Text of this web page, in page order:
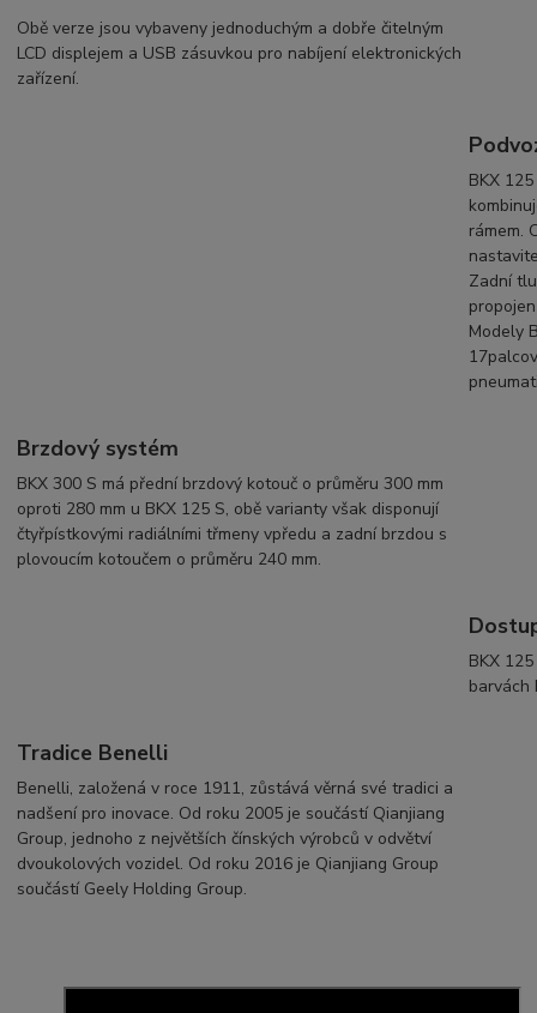
Obě verze jsou vybaveny jednoduchým a dobře čitelným
LCD displejem a USB zásuvkou pro nabíjení elektronických
zařízení.
BKX
rámem.
Zadní
Modely
Brzdový systém
BKX 300 S má přední brzdový kotouč o průměru 300 mm
oproti 280 mm u BKX 125 S, obě varianty však disponují
čtyřpístkovými radiálními třmeny vpředu a zadní brzdou s
plovoucím kotoučem o průměru 240 mm.
BKX
barvách
Tradice Benelli
Benelli, založená v roce 1911, zůstává věrná své tradici a
nadšení pro inovace. Od roku 2005 je součástí Qianjiang
Group, jednoho z největších čínských výrobců v odvětví
dvoukolových vozidel. Od roku 2016 je Qianjiang Group
součástí Geely Holding Group.